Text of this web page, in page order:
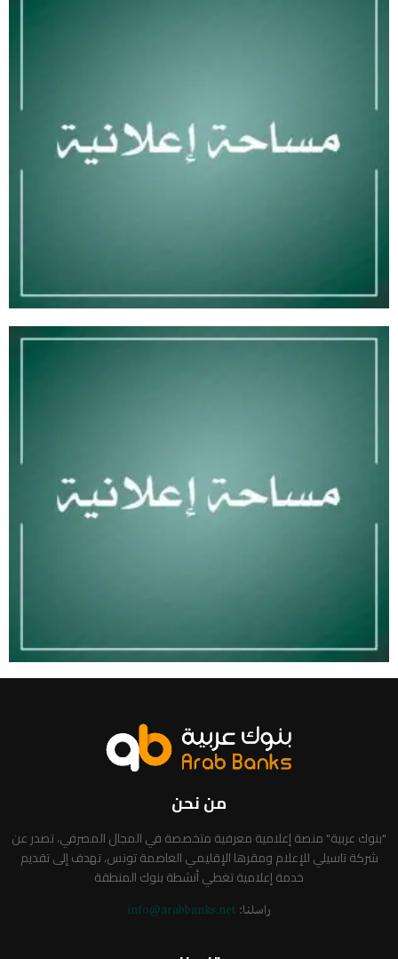
من نحن
"بنوك عربية" منصة إعلامية معرفية متخصصة في المجال المصرفي، تصدر عن
شركة تاسيلي للإعلام ومقرها الإقليمي العاصمة تونس، تهدف إلى تقديم
خدمة إعلامية تغطي أنشطة بنوك المنطقة
راسلنا: info@arabbanks.net